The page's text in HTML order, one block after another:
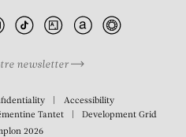
newsletter
Accessibility
Tantet DevelopmentGrid
2026